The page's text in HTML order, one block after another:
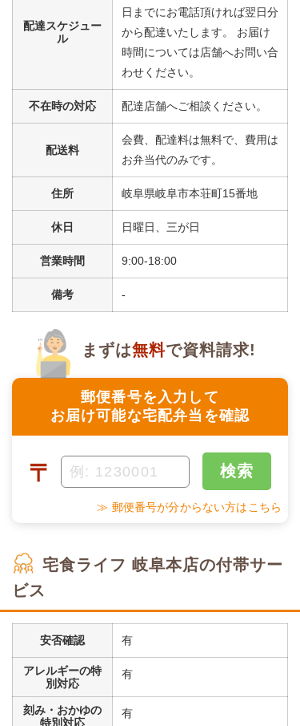
配達スケジュー
ル
日までにお電話頂ければ翌日分
から配達いたします。 お届け
時間については店舗へお問い合
わせください。
不在時の対応 配達店舗へご相談ください。
配送料
会費、配達料は無料で、費用は
お弁当代のみです。
住所 岐阜県岐阜市本荘町15番地
休日 日曜日、三が日
営業時間 9:00-18:00
備考 -
郵便番号を入力して
お届け可能な宅配弁当を確認
まずは無料で資料請求!
〒 検索
≫ 郵便番号が分からない方はこちら
宅食ライフ 岐阜本店の付帯サー
ビス
安否確認 有
アレルギーの特
別対応
有
刻み・おかゆの
特別対応
有